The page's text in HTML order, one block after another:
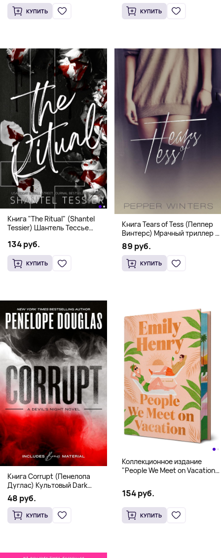
КУПИТЬ КУПИТЬ
Книга "The Ritual" (Shantel
Tessier) Шантель Тессье
романс бестселлер (18+)
134 руб.
КУПИТЬ
Книга Tears of Tess (Пеппер
Винтерс) Мрачный триллер о
выживании и страсти (18+)
89 руб.
КУПИТЬ
Книга Corrupt (Пенелопа
Дуглас) Культовый Dark
Romance бестселлер (18+)
48 руб.
КУПИТЬ
Коллекционное издание
"People We Meet on Vacation"
Hardcover
154 руб.
КУПИТЬ